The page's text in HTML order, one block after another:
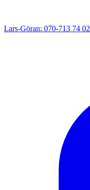
Lars-Göran: 070-713 74 02